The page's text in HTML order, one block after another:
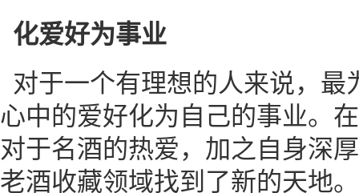
化爱好为事业
对于一个有理想的人来说，最
心中的爱好化为自己的事业。
对于名酒的热爱，加之自身深
老酒收藏领域找到了新的天地。